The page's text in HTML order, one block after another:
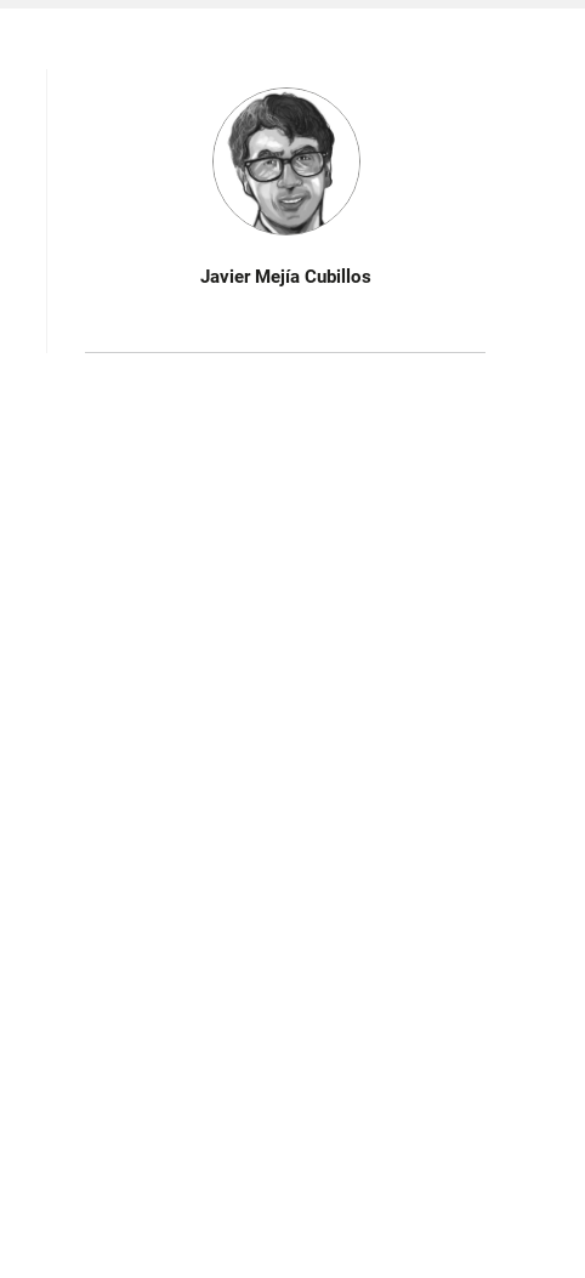
Javier Mejía Cubillos